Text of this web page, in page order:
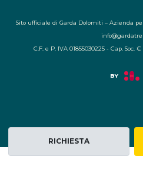
RICHIESTA
Sito ufficiale di Garda Dolomiti – Azienda
C.F. e P. IVA 01855030225 - Cap. Soc.